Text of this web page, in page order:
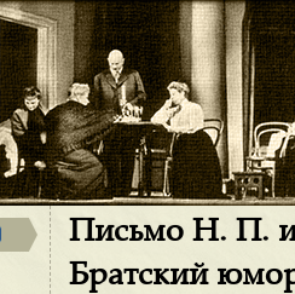
Письмо H. П.
Братский